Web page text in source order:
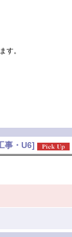
す。
事・U6]